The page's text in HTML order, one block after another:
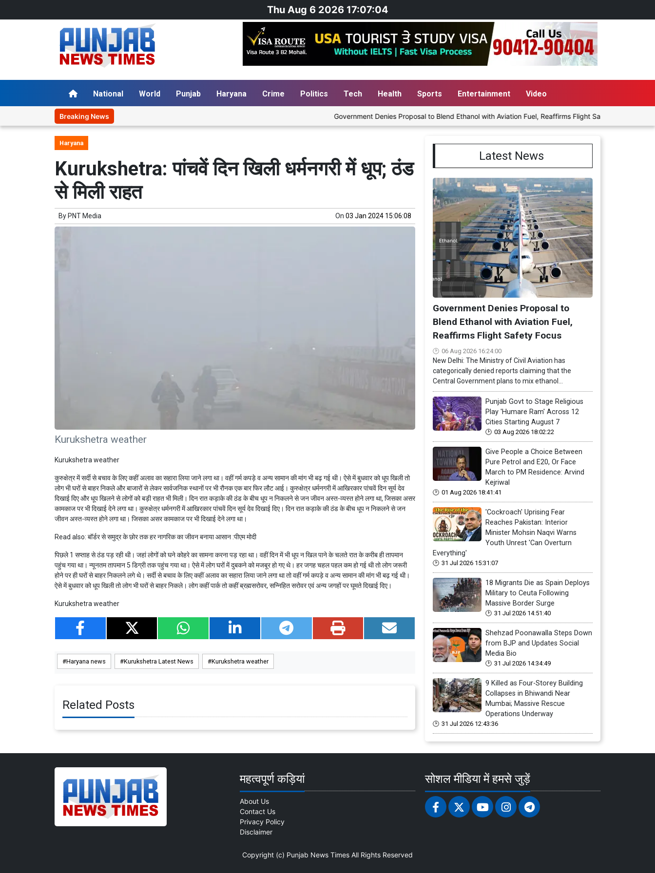
Thu Aug 6 2026 17:07:05
National World Punjab Haryana Crime Politics Tech Health Sports Entertainment Video
Breaking News Government Denies Proposal to Blend Ethanol with Aviation Fuel, Reaffirms Flight Safety Focus
Haryana
Kurukshetra: पांचवें दिन खिली धर्मनगरी में धूप; ठंड
से मिली राहत
By PNT Media On 03 Jan 2024 15:06:08
Kurukshetra weather
Kurukshetra weather
कुरुक्षेत्र में सर्दी से बचाव के लिए कहीं अलाव का सहारा लिया जाने लगा था। वहीं गर्म कपड़े व अन्य सामान की मांग भी बढ़ गई थी। ऐसे में बुधवार को धूप खिली तो
लोग भी घरों से बाहर निकले और बाजारों से लेकर सार्वजनिक स्थानों पर भी रौनक एक बार फिर लौट आई। कुरुक्षेत्र धर्मनगरी में आखिरकार पांचवें दिन सूर्य देव
दिखाई दिए और धूप खिलने से लोगों को बड़ी राहत भी मिली। दिन रात कड़ाके की ठंड के बीच धूप न निकलने से जन जीवन अस्त-व्यस्त होने लगा था, जिसका असर
कामकाज पर भी दिखाई देने लगा था। कुरुक्षेत्र धर्मनगरी में आखिरकार पांचवें दिन सूर्य देव दिखाई दिए। दिन रात कड़ाके की ठंड के बीच धूप न निकलने से जन
जीवन अस्त-व्यस्त होने लगा था। जिसका असर कामकाज पर भी दिखाई देने लगा था।
Read also: बॉर्डर से समुद्र के छोर तक हर नागरिक का जीवन बनाया आसान :पीएम मोदी
पिछले 1 सप्ताह से ठंड पड़ रही थी। जहां लोगों को घने कोहरे का सामना करना पड़ रहा था। वहीं दिन में भी धूप न खिल पाने के चलते रात के करीब ही तापमान
पहुंच गया था। न्यूनतम तापमान 5 डिग्री तक पहुंच गया था। ऐसे में लोग घरों में दुबकने को मजबूर हो गए थे। हर जगह चहल पहल कम हो गई थी तो लोग जरूरी
होने पर ही घरों से बाहर निकलने लगे थे। सर्दी से बचाव के लिए कहीं अलाव का सहारा लिया जाने लगा था तो वहीं गर्म कपड़े व अन्य सामान की मांग भी बढ़ गई थी।
ऐसे में बुधवार को धूप खिली तो लोग भी घरों से बाहर निकले। लोग कहीं पार्क तो कहीं ब्रह्मसरोवर, सन्निहित सरोवर एवं अन्य जगहों पर घूमते दिखाई दिए।
Kurukshetra weather
Haryana news Kurukshetra Latest News Kurukshetra weather
Related Posts
Latest News
Government Denies Proposal to
Blend Ethanol with Aviation Fuel,
Reaffirms Flight Safety Focus
06 Aug 2026 16:24:00
New Delhi: The Ministry of Civil Aviation has
categorically denied reports claiming that the
Central Government plans to mix ethanol...
Punjab Govt to Stage Religious
Play 'Humare Ram' Across 12
Cities Starting August 7
03 Aug 2026 18:02:22
Give People a Choice Between
Pure Petrol and E20, Or Face
March to PM Residence: Arvind
Kejriwal
01 Aug 2026 18:41:41
'Cockroach' Uprising Fear
Reaches Pakistan: Interior
Minister Mohsin Naqvi Warns
Youth Unrest 'Can Overturn
Everything'
31 Jul 2026 15:31:07
18 Migrants Die as Spain Deploys
Military to Ceuta Following
Massive Border Surge
31 Jul 2026 14:51:40
Shehzad Poonawalla Steps Down
from BJP and Updates Social
Media Bio
31 Jul 2026 14:34:49
9 Killed as Four-Storey Building
Collapses in Bhiwandi Near
Mumbai; Massive Rescue
Operations Underway
31 Jul 2026 12:43:36
महत्वपूर्ण कड़ियां
About Us
Contact Us
Privacy Policy
Disclaimer
सोशल मीडिया में हमसे जुड़ें
Copyright (c) Punjab News Times All Rights Reserved